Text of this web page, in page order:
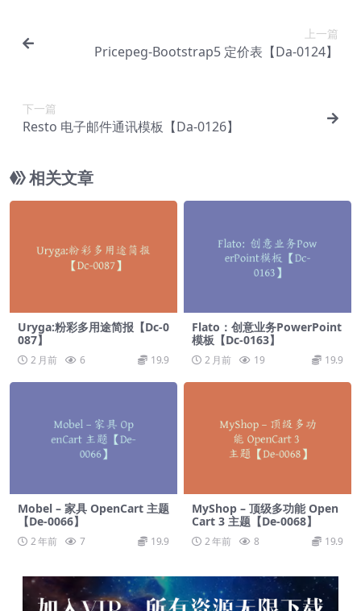
上一篇
Pricepeg-Bootstrap5 定价表【Da-0124】
下一篇
Resto 电子邮件通讯模板【Da-0126】
相关文章
Uryga:粉彩多用途简报【Dc-0
087】
2 月前 6 19.9
Flato：创意业务PowerPoint
模板【Dc-0163】
2 月前 19 19.9
Mobel – 家具 OpenCart 主题
【De-0066】
2 年前 7 19.9
MyShop – 顶级多功能 Open
Cart 3 主题【De-0068】
2 年前 8 19.9